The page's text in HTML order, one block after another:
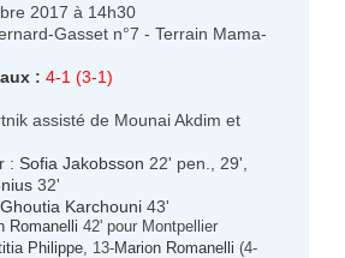
2017 à 14h30
Gasset n°7 - Terrain Mama-
: 4-1 (3-1)
assisté de Mounai Akdim et
: Sofia Jakobsson 22' pen., 29',
32'
Ghoutia Karchouni 43'
Romanelli 42' pour Montpellier
Philippe , 13-Marion Romanelli (4-